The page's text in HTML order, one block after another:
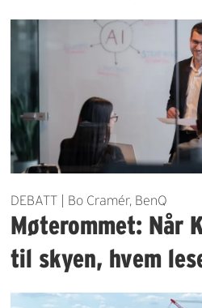
DEBATT | Bo Cramér, BenQ
Møterommet: Når
til skyen, hvem